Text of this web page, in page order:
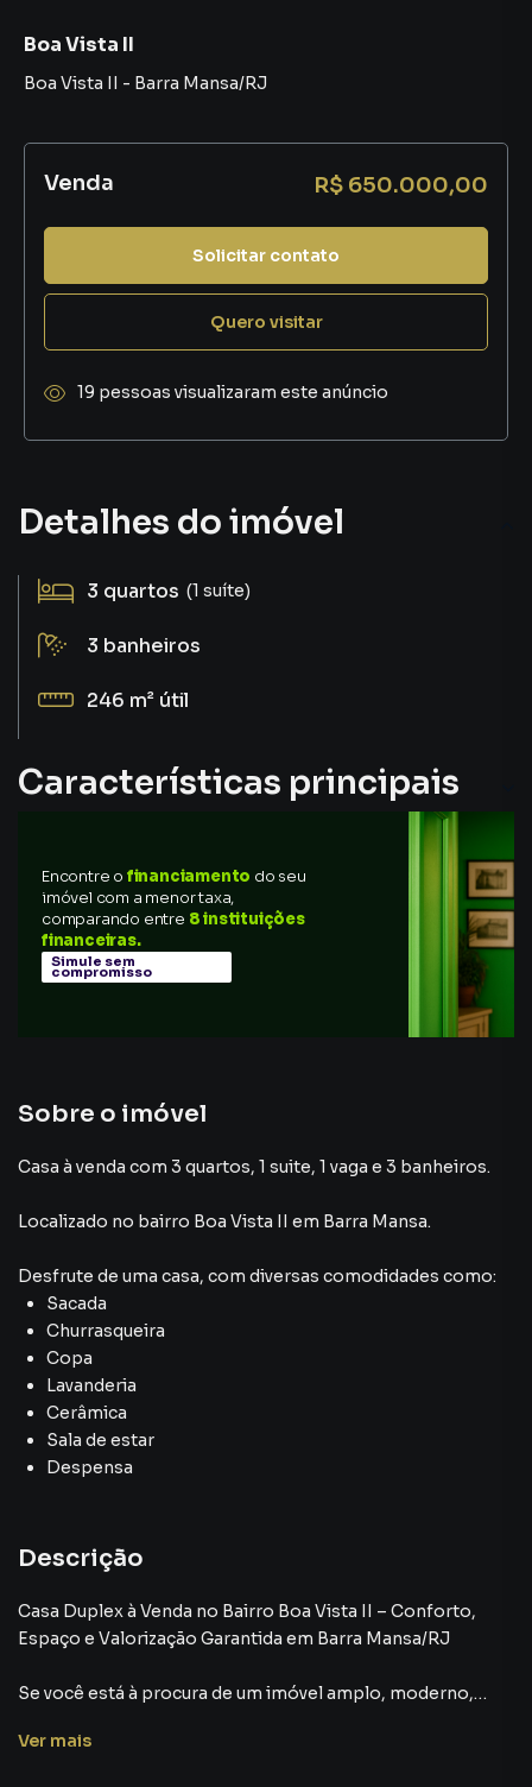
Detalhes do imóvel
3 quartos (1 suíte)
3 banheiros
246 m² útil
Características principais
Varanda
Lavanderia
Encontre o financiamento do seu
imóvel com a menor taxa,
comparando entre 8 instituições
financeiras.
Simule sem
compromisso
Sobre o imóvel
Casa à venda com 3 quartos, 1 suite, 1 vaga e 3 banheiros.
Localizado no bairro Boa Vista II em Barra Mansa.
Desfrute de uma casa, com diversas comodidades como:
Sacada
Churrasqueira
Copa
Lavanderia
Cerâmica
Sala de estar
Despensa
Descrição
Casa Duplex à Venda no Bairro Boa Vista II – Conforto,
Espaço e Valorização Garantida em Barra Mansa/RJ
Se você está à procura de um imóvel amplo, moderno,
regiões que mais crescem em Barra Mansa, esta é a
Ver mais
Boa Vista II
Boa Vista II - Barra Mansa/RJ
Venda R$ 650.000,00
Solicitar contato
Quero visitar
19 pessoas visualizaram este anúncio